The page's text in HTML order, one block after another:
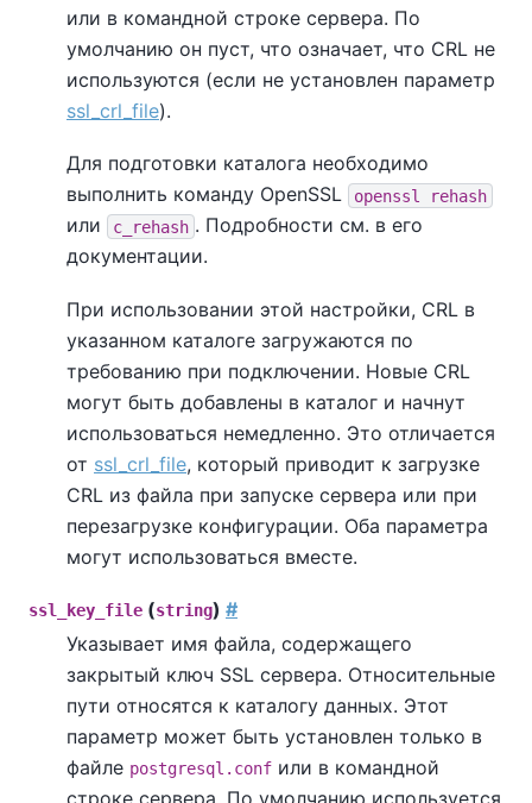
или в командной строке сервера. По
умолчанию он пуст, что означает, что CRL не
используются (если не установлен параметр
ssl_crl_file).
Для подготовки каталога необходимо
выполнить команду OpenSSL openssl rehash
или c_rehash . Подробности см. в его
документации.
При использовании этой настройки, CRL в
указанном каталоге загружаются по
требованию при подключении. Новые CRL
могут быть добавлены в каталог и начнут
использоваться немедленно. Это отличается
от ssl_crl_file, который приводит к загрузке
CRL из файла при запуске сервера или при
перезагрузке конфигурации. Оба параметра
могут использоваться вместе.
ssl_key_file (string) #
Указывает имя файла, содержащего
закрытый ключ SSL сервера. Относительные
пути относятся к каталогу данных. Этот
параметр может быть установлен только в
файле postgresql.conf или в командной
строке сервера. По умолчанию используется